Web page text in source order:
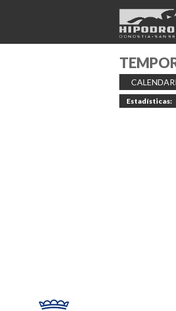
Estadísticas: